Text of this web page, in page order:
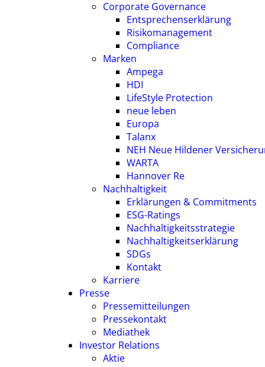
Corporate Governance
Entsprechenserklärung
Risikomanagement
Compliance
Marken
Ampega
HDI
LifeStyle Protection
neue leben
Europa
Talanx
NEH Neue Hildener
WARTA
Hannover Re
Nachhaltigkeit
Erklärungen & Commitments
ESG-Ratings
Nachhaltigkeitsstrategie
Nachhaltigkeitserklärung
SDGs
Kontakt
Karriere
Presse
Pressemitteilungen
Pressekontakt
Mediathek
Investor Relations
Aktie